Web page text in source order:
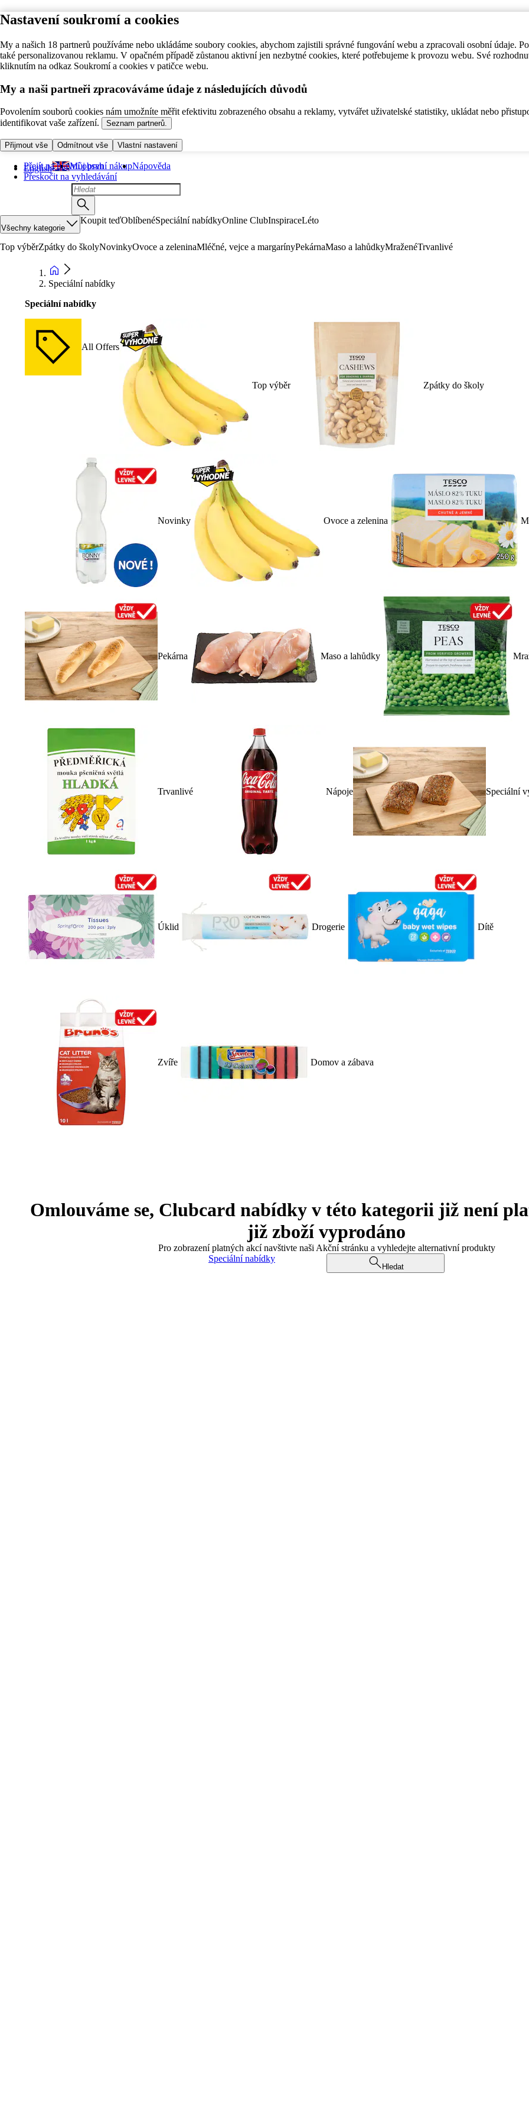
Nastavení soukromí a cookies
My a našich 18 partnerů používáme nebo ukládáme soubory cookies, abychom zajistili správné fungování webu a zpracovali osobní údaje.
také personalizovanou reklamu. V opačném případě zůstanou aktivní jen nezbytné cookies, které potřebujeme k provozu webu. Své
kliknutím na odkaz Soukromí a cookies v patičce webu.
My a naši partneři zpracováváme údaje z následujících důvodů
Povolením souborů cookies nám umožníte měřit efektivitu zobrazeného obsahu a reklamy, vytvářet uživatelské statistiky, ukládat nebo
identifikovat vaše zařízení.
Seznam partnerů.
Přijmout vše Odmítnout vše Vlastní nastavení
Přejít na hlavní obsah
Přeskočit na vyhledávání
English Můj první nákupNápověda
Všechny kategorie
Koupit teďOblíbenéSpeciální nabídkyOnline ClubInspiraceLéto
Top výběrZpátky do školyNovinkyOvoce a zeleninaMléčné, vejce a margarínyPekárnaMaso a lahůdkyMraženéTrvanlivé
Speciální nabídky
Speciální nabídky
All Offers
Top výběr Zpátky do školy
Novinky Ovoce a zelenina
Pekárna Maso a lahůdky
Trvanlivé Nápoje Speciální
Úklid Drogerie Dítě
Zvíře Domov a zábava
Omlouváme se, Clubcard nabídky v této kategorii již není
již zboží vyprodáno
Pro zobrazení platných akcí navštivte naši Akční stránku a vyhledejte alternativní produkty
Speciální nabídky
Hledat